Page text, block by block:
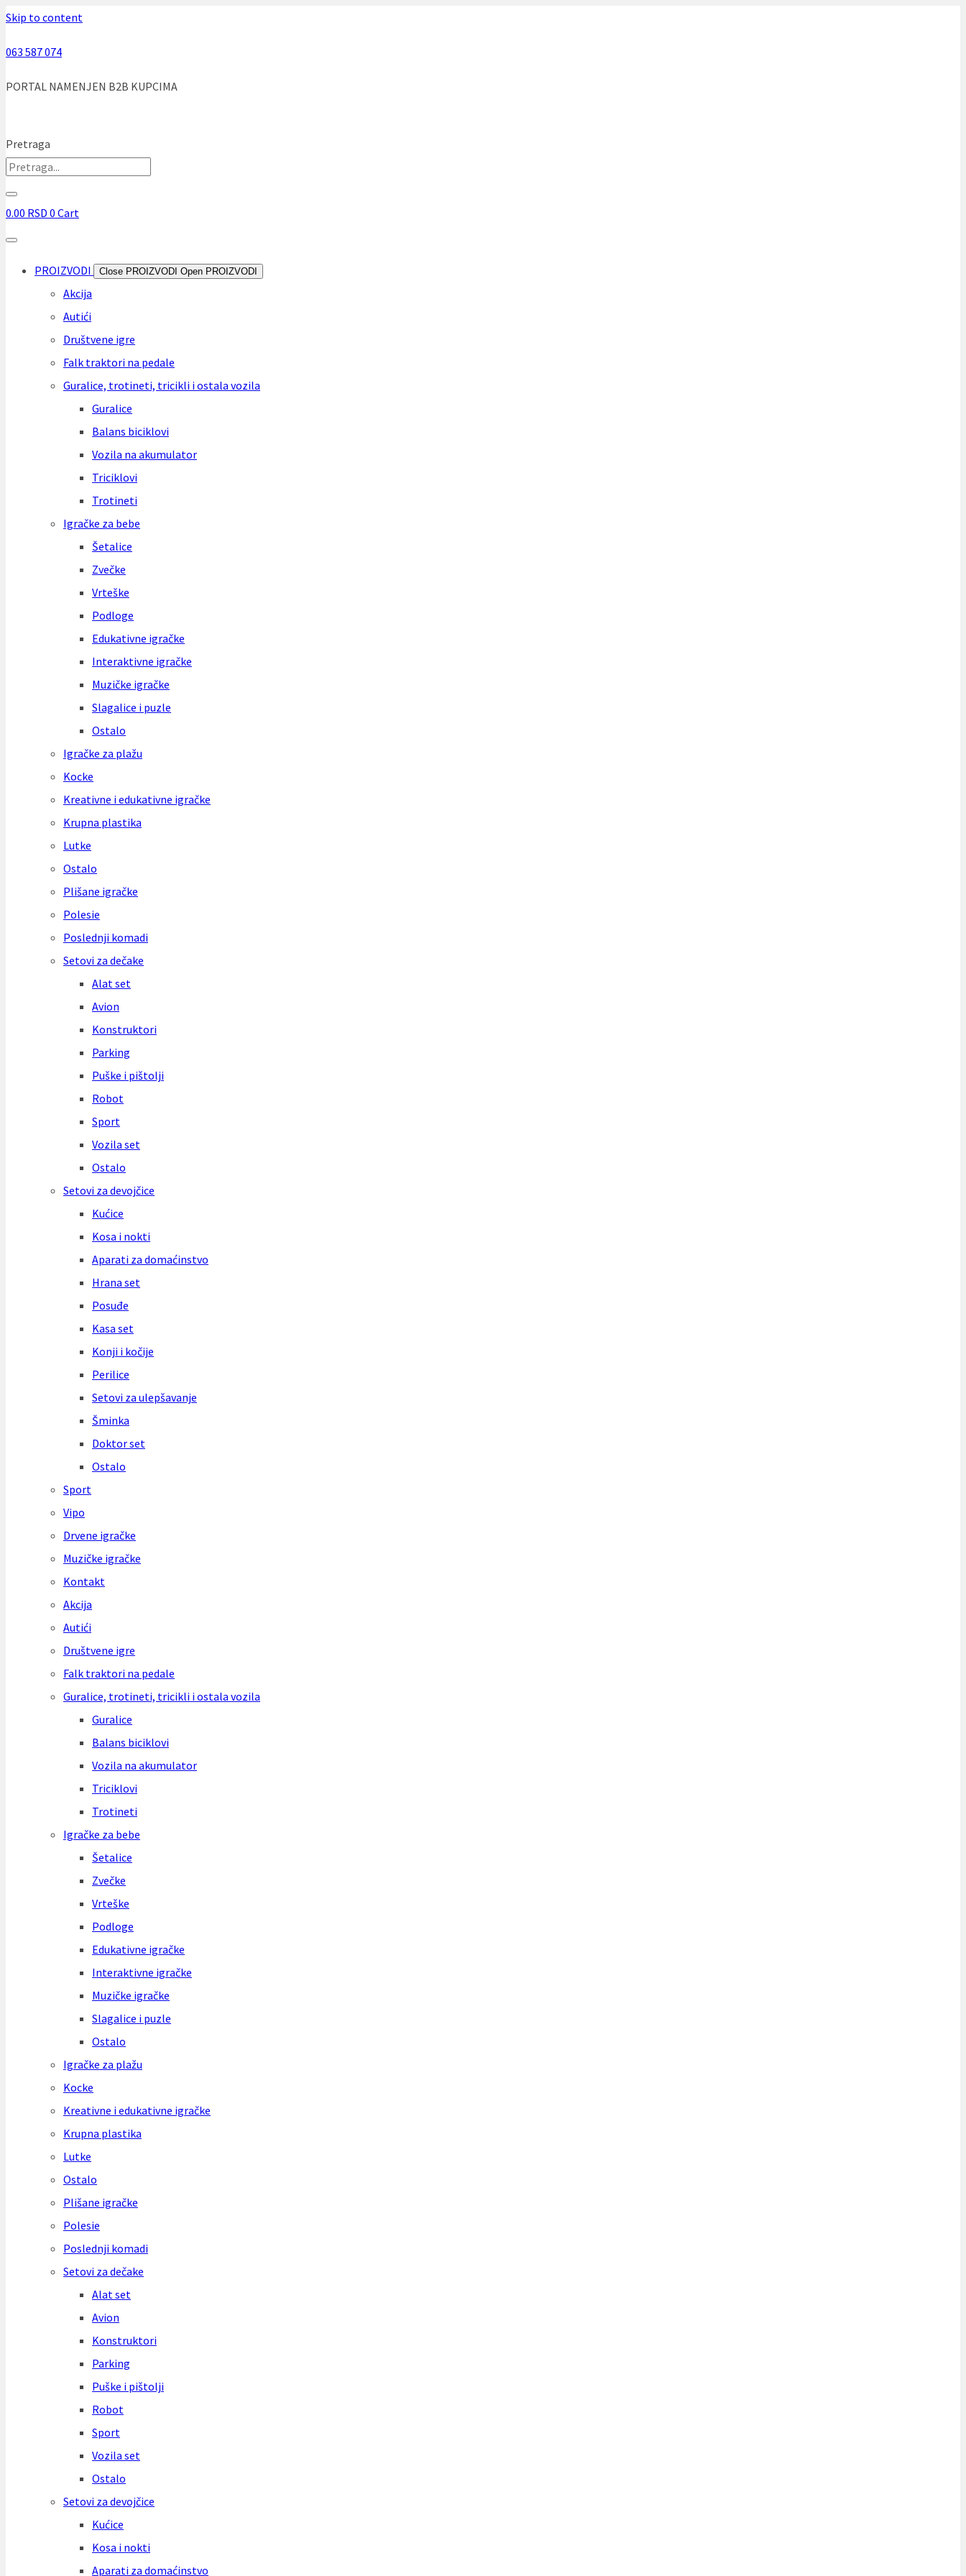
Skip to content
063 587 074
PORTAL NAMENJEN B2B KUPCIMA
Pretraga
0.00 RSD 0 Cart
PROIZVODI Close PROIZVODI Open PROIZVODI
Akcija
Autići
Društvene igre
Falk traktori na pedale
Guralice, trotineti, tricikli i ostala vozila
Guralice
Balans biciklovi
Vozila na akumulator
Triciklovi
Trotineti
Igračke za bebe
Šetalice
Zvečke
Vrteške
Podloge
Edukativne igračke
Interaktivne igračke
Muzičke igračke
Slagalice i puzle
Ostalo
Igračke za plažu
Kocke
Kreativne i edukativne igračke
Krupna plastika
Lutke
Ostalo
Plišane igračke
Polesie
Poslednji komadi
Setovi za dečake
Alat set
Avion
Konstruktori
Parking
Puške i pištolji
Robot
Sport
Vozila set
Ostalo
Setovi za devojčice
Kućice
Kosa i nokti
Aparati za domaćinstvo
Hrana set
Posuđe
Kasa set
Konji i kočije
Perilice
Setovi za ulepšavanje
Šminka
Doktor set
Ostalo
Sport
Vipo
Drvene igračke
Muzičke igračke
Kontakt
Akcija
Autići
Društvene igre
Falk traktori na pedale
Guralice, trotineti, tricikli i ostala vozila
Guralice
Balans biciklovi
Vozila na akumulator
Triciklovi
Trotineti
Igračke za bebe
Šetalice
Zvečke
Vrteške
Podloge
Edukativne igračke
Interaktivne igračke
Muzičke igračke
Slagalice i puzle
Ostalo
Igračke za plažu
Kocke
Kreativne i edukativne igračke
Krupna plastika
Lutke
Ostalo
Plišane igračke
Polesie
Poslednji komadi
Setovi za dečake
Alat set
Avion
Konstruktori
Parking
Puške i pištolji
Robot
Sport
Vozila set
Ostalo
Setovi za devojčice
Kućice
Kosa i nokti
Aparati za domaćinstvo